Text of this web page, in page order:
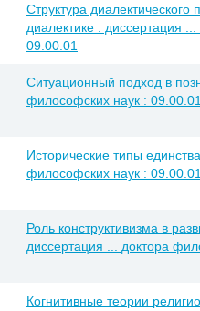
Структура диалектического
диалектике : диссертация
09.00.01
Ситуационный подход в
философских наук : 09.00.01
Исторические типы
философских наук : 09.00.01
Роль конструктивизма в
диссертация ... доктора
Когнитивные теории